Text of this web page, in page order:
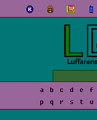
a b c d e f
p
q r s t u